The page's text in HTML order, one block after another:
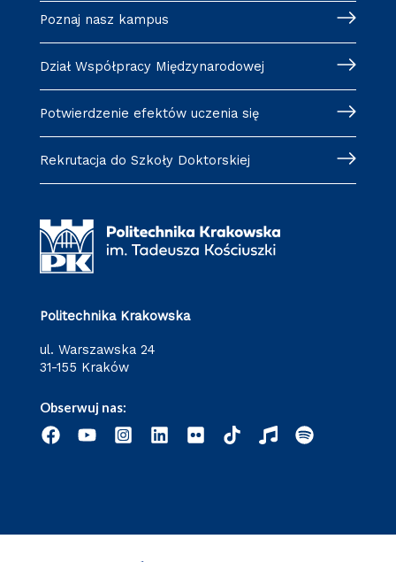
Poznaj nasz kampus
Dział Współpracy Międzynarodowej
Potwierdzenie efektów uczenia się
Rekrutacja do Szkoły Doktorskiej
Politechnika Krakowska
ul. Warszawska 24
31-155 Kraków
Obserwuj nas: